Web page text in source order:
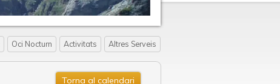
Oci Nocturn Activitats Altres Serveis
Torna al calendari